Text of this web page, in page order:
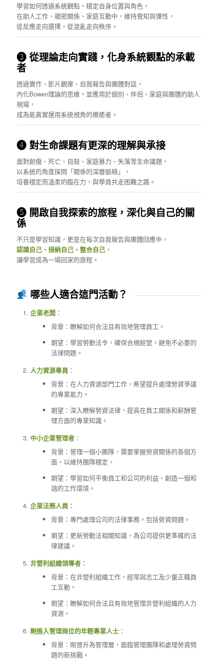
學習如何透過系統觀點，穩定自身位置與角色，
在助人工作、親密關係、家庭互動中，維持覺知與彈性，
從反應走向選擇，從混亂走向秩序。
❸ 從理論走向實踐，化身系統觀點的承載
者
透過實作、影片觀摩、自我報告與團體對話，
內化Bowen理論的思維，並應用於個別、伴侶、家庭與團體的助人
現場，
成為能真實運用系統視角的療癒者。
❹ 對生命課題有更深的理解與承接
面對創傷、死亡、自殺、家庭暴力、失落等生命議題，
以系統的角度探問「關係的深層脈絡」，
培養穩定而溫柔的臨在力，與學員共走困難之路。
❺ 開啟自我探索的旅程，深化與自己的關
係
不只是學習知識，更是在每次自我報告與團體回應中，
認識自己、接納自己、整合自己，
讓學習成為一場回家的旅程。
哪些人適合這門活動？
企業老闆：
背景：瞭解如何合法且有效地管理員工。
期望：學習勞動法令，確保合規經營，避免不必要的
法律問題。
人力資源專員 ：
背景：在人力資源部門工作，希望提升處理勞資爭議
的專業能力。
期望：深入瞭解勞資法律，提高在員工關係和薪酬管
理方面的專業知識。
中小企業管理者：
背景：管理一個小團隊，需要掌握勞資關係的各個方
面，以維持團隊穩定。
期望：學習如何平衡員工和公司的利益，創造一個和
諧的工作環境。
企業法務人員 ：
背景：專門處理公司的法律事務，包括勞資問題。
期望：更新勞動法相關知識，為公司提供更準確的法
律建議。
非營利組織領導者：
背景：在非營利組織工作，經常與志工及少量正職員
工互動。
期望：瞭解如何合法且有效地管理非營利組織的人力
資源。
剛進入管理崗位的年輕專業人士：
背景：剛晉升為管理層，面臨管理團隊和處理勞資問
題的新挑戰。